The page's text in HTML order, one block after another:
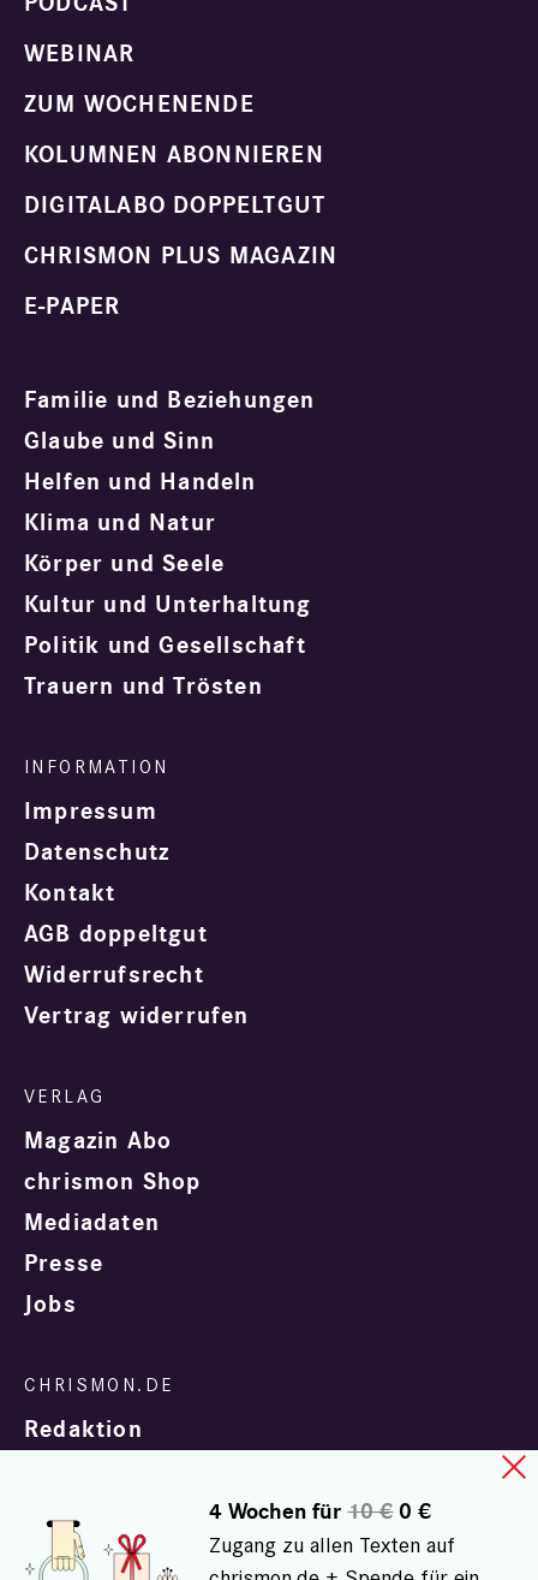
WEBINAR
ZUM WOCHENENDE
KOLUMNEN ABONNIEREN
DIGITALABO DOPPELTGUT
CHRISMON PLUS MAGAZIN
E-PAPER
Familie und Beziehungen
Glaube und Sinn
Helfen und Handeln
Klima und Natur
Körper und Seele
Kultur und Unterhaltung
Politik und Gesellschaft
Trauern und Trösten
Impressum
Datenschutz
Kontakt
AGB doppeltgut
Widerrufsrecht
Vertrag widerrufen
Magazin Abo
chrismon Shop
Mediadaten
Presse
Jobs
Redaktion
4 Wochen für10 €0 €
Zugang zu allen Texten auf